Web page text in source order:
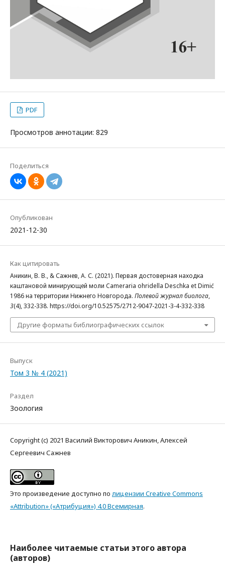
PDF
Просмотров аннотации: 829
Поделиться
Опубликован
2021-12-30
Как цитировать
Аникин, В. В., & Сажнев, А. С. (2021). Первая достоверная находка
каштановой минирующей моли Cameraria ohridella Deschka et Dimić
1986 на территории Нижнего Новгорода. Полевой журнал биолога,
3(4), 332-338. https://doi.org/10.52575/2712-9047-2021-3-4-332-338
Другие форматы библиографических ссылок
Выпуск
Том 3 № 4 (2021)
Раздел
Зоология
Copyright (c) 2021 Василий Викторович Аникин, Алексей
Сергеевич Сажнев
Это произведение доступно по лицензии Creative Commons
«Attribution» («Атрибуция») 4.0 Всемирная.
Наиболее читаемые статьи этого автора
(авторов)